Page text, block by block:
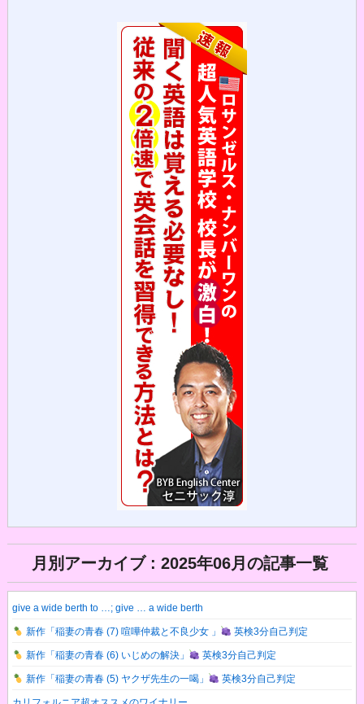
月別アーカイブ : 2025年06月の記事一覧
give a wide berth to …; give … a wide berth
新作「稲妻の青春 (7) 喧嘩仲裁と不良少女 」 英検3分自己判定
新作「稲妻の青春 (6) いじめの解決」 英検3分自己判定
新作「稲妻の青春 (5) ヤクザ先生の一喝」 英検3分自己判定